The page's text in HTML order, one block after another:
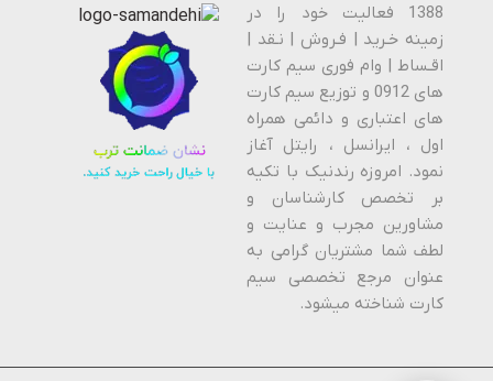
1388 فعالیت خود را در
زمینه خـرید | فـروش | نـقد |
اقـساط | وام فوری سیم کارت
های 0912 و توزیع سیم کارت
های اعتباری و دائمی همراه
اول ، ایرانسل ، رایتل آغاز
نمود. امروزه رندنیک با تکیه
بر تخصص کارشناسان و
مشاورین مجرب و عنایت و
لطف شما مشتریان گرامی به
عنوان مرجع تخصصی سیم
کارت شناخته میشود.